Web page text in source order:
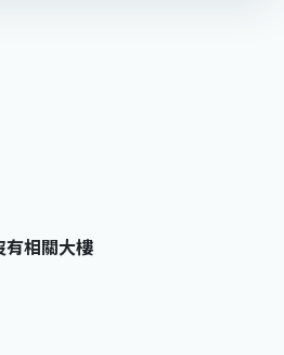
有相關大樓